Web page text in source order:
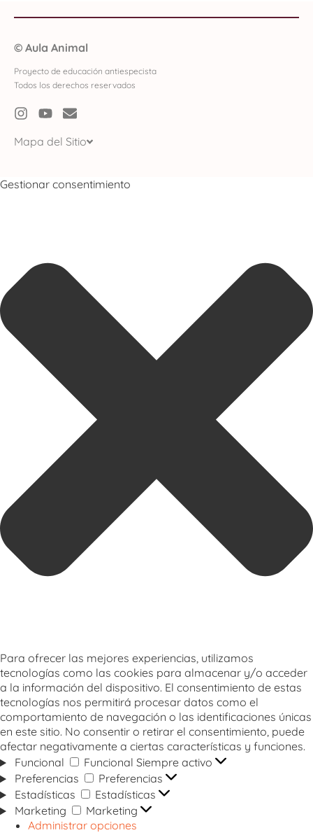
© Aula Animal
Proyecto de educación antiespecista
Todos los derechos reservados
Mapa del Sitio
Gestionar consentimiento
Para ofrecer las mejores experiencias, utilizamos
tecnologías como las cookies para almacenar y/o acceder
a la información del dispositivo. El consentimiento de estas
tecnologías nos permitirá procesar datos como el
comportamiento de navegación o las identificaciones únicas
en este sitio. No consentir o retirar el consentimiento, puede
afectar negativamente a ciertas características y funciones.
Funcional
Funcional Siempre activo
Preferencias
Preferencias
Estadísticas
Estadísticas
Marketing
Marketing
Administrar opciones